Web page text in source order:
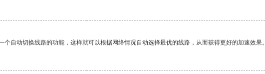
自动切换线路的功能，这样就可以根据网络情况自动选择最优的线路，从而获得更好的加速效果。